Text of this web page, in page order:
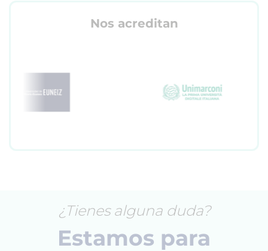
Nos acreditan
¿Tienes alguna duda?
Estamos para